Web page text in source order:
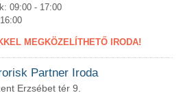
09:00 - 17:00
MEGKÖZELÍTHETŐ IRODA!
Partner Iroda
Erzsébet tér 9.